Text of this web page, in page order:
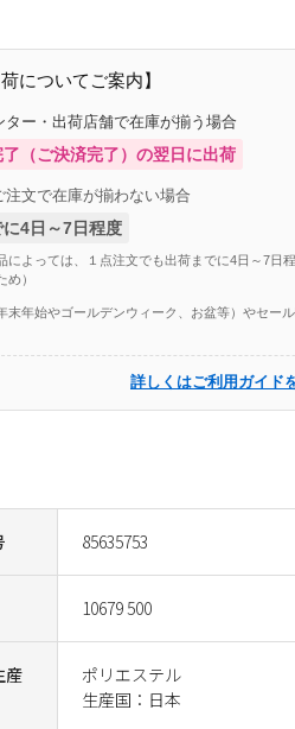
85635753
10679 500
産
ポリエステル
生産国：日本
荷についてご案内】
ター・出荷店舗で在庫が揃う場合
了（ご決済完了）の翌日に出荷
注文で在庫が揃わない場合
に4日～7日程度
によっては、１点注文でも出荷までに4日～7日
め）
末年始やゴールデンウィーク、お盆等）やセー
詳しくはご利用ガイド